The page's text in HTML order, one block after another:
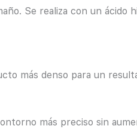
Se realiza con un ácido
más denso para un
más preciso sin